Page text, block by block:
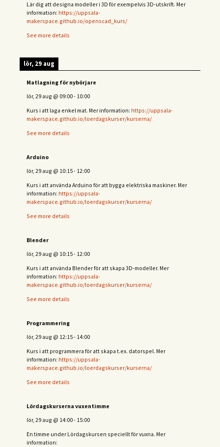
Lär dig att designa modeller i 3D för exempelvis 3D-utskrift. Mer
information: https://uppsala-
makerspace.github.io/openscad_kurs/
See more details
lör, 29 aug
Matlagning för nybörjare
lör, 29 aug @ 09:00- 10:00
Kurs i att laga enkel mat. Mer information: https://uppsala-
makerspace.github.io/loerdagskurser/kurserna/
See more details
Arduino
lör, 29 aug @ 10:15- 12:00
Kurs i att använda Arduino för att bygga elektriska maskiner. Mer
information: https://uppsala-
makerspace.github.io/loerdagskurser/kurserna/
See more details
Blender
lör, 29 aug @ 10:15- 12:00
Kurs i att använda Blender för att skapa 3D-modeller. Mer
information: https://uppsala-
makerspace.github.io/loerdagskurser/kurserna/
See more details
Programmering
lör, 29 aug @ 12:15- 14:00
Kurs i att programmera för att skapa t.ex. datorspel. Mer
information: https://uppsala-
makerspace.github.io/loerdagskurser/kurserna/
See more details
Lördagskurserna vuxentimme
lör, 29 aug @ 14:00- 15:00
En timme under Lördagskursen speciellt för vuxna. Mer
information: